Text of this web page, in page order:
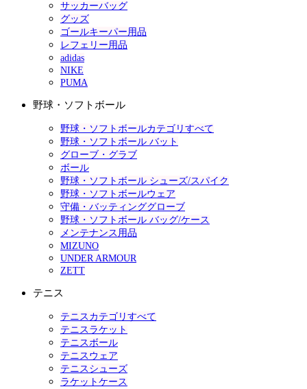
サッカーバッグ
グッズ
ゴールキーパー用品
レフェリー用品
adidas
NIKE
PUMA
野球・ソフトボール
野球・ソフトボールカテゴリすべて
野球・ソフトボール バット
グローブ・グラブ
ボール
野球・ソフトボール シューズ/スパイク
野球・ソフトボールウェア
守備・バッティンググローブ
野球・ソフトボール バッグ/ケース
メンテナンス用品
MIZUNO
UNDER ARMOUR
ZETT
テニス
テニスカテゴリすべて
テニスラケット
テニスボール
テニスウェア
テニスシューズ
ラケットケース